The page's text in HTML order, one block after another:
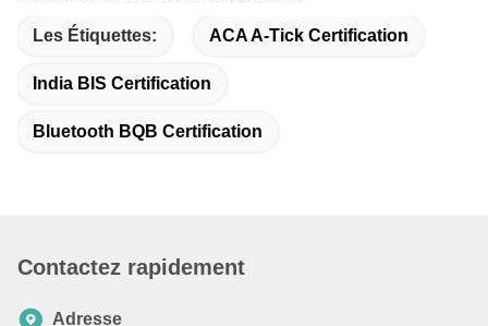
Les Étiquettes: ACA A-Tick Certification
India BIS Certification
Bluetooth BQB Certification
Contactez rapidement
Adresse